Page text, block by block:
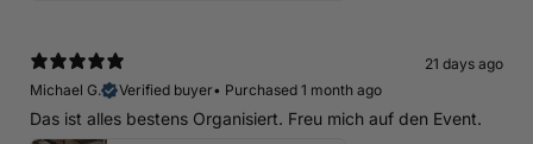
21 days ago
Michael G.
Verified buyer• Purchased 1 month ago
Das ist alles bestens Organisiert. Freu mich auf den Event.